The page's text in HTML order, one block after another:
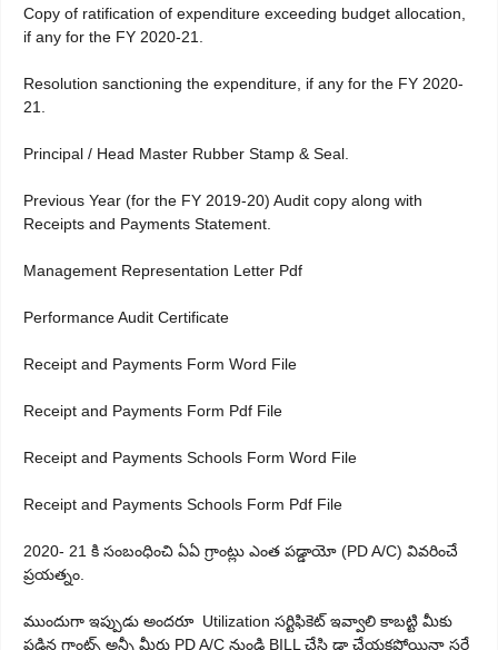
Copy of ratification of expenditure exceeding budget allocation,
if any for the FY 2020-21.
Resolution sanctioning the expenditure, if any for the FY 2020-
21.
Principal / Head Master Rubber Stamp & Seal.
Previous Year (for the FY 2019-20) Audit copy along with
Receipts and Payments Statement.
Management Representation Letter Pdf
Performance Audit Certificate
Receipt and Payments Form Word File
Receipt and Payments Form Pdf File
Receipt and Payments Schools Form Word File
Receipt and Payments Schools Form Pdf File
2020- 21 కి సంబంధించి ఏఏ గ్రాంట్లు ఎంత పడ్డాయో (PD A/C) వివరించే
ప్రయత్నం.
ముందుగా ఇప్పుడు అందరూ Utilization సర్టిఫికెట్ ఇవ్వాలి కాబట్టి మీకు
పడిన గ్రాంట్స్ అన్నీ మీరు PD A/C నుండి BILL చేసి డ్రా చేయకపోయినా సరే